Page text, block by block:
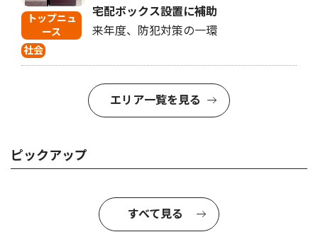
トップニュ
ース
社会
宅配ボックス設置に補助
来年度、防犯対策の一環
エリア一覧を見る
ピックアップ
すべて見る